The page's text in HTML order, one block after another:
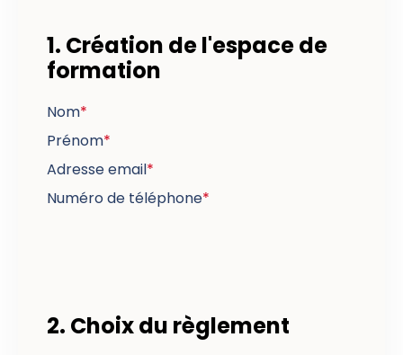
1. Création de l'espace de
formation
Nom*
Prénom*
Adresse email*
Numéro de téléphone*
2. Choix du règlement